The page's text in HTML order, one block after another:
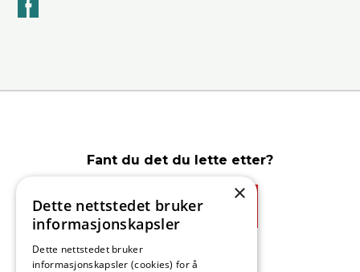
Fant du det du lette etter?
Ja
×
Dette nettstedet bruker
informasjonskapsler
Dette nettstedet bruker
informasjonskapsler (cookies) for å